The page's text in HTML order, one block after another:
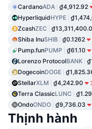
CardanoADA ₫4,912.92
HyperliquidHYPE
ZcashZEC
Shiba InuSHIB ₫0.1262
Pump.funPUMP ₫61.10
Lorenzo ProtocolBANK
DogecoinDOGE
StellarXLM ₫4,242.90
Terra ClassicLUNC ₫1.29
OndoONDO ₫9,736.03
Thịnh hành